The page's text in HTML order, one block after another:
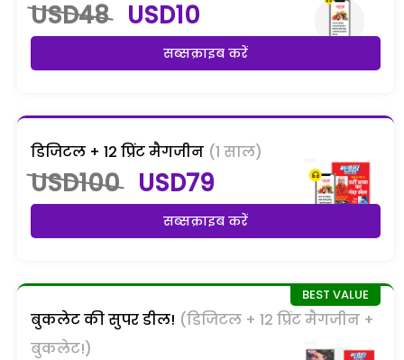
USD48 USD10
सब्सक्राइब करें
डिजिटल + 12 प्रिंट मैगजीन (1 साल)
USD100 USD79
सब्सक्राइब करें
बुकलेट की सुपर डील! (डिजिटल + 12 प्रिंट मैगजीन +
बुकलेट!)